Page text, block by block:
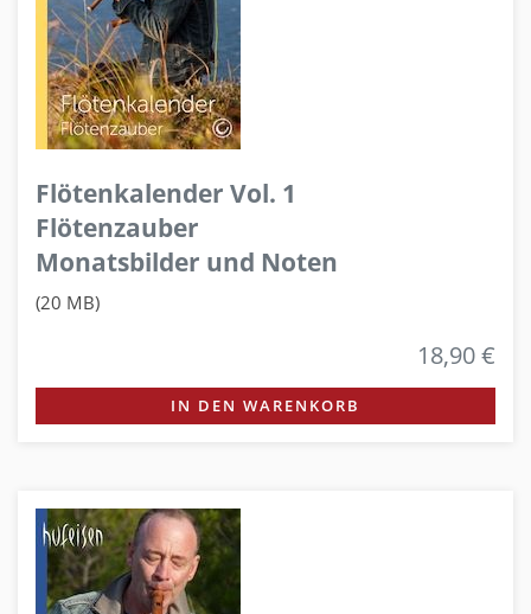
Flötenkalender Vol. 1
Flötenzauber
Monatsbilder und Noten
(20 MB)
18,90 €
IN DEN WARENKORB